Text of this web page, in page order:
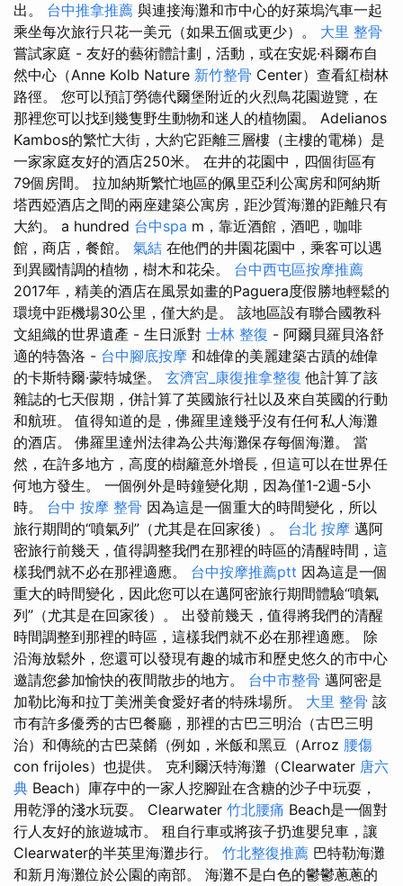
出。 台中推拿推薦 與連接海灘和市中心的好萊塢汽車一起
乘坐每次旅行只花一美元（如果五個或更少）。 大里 整骨
嘗試家庭 - 友好的藝術體計劃，活動，或在安妮·科爾布自
然中心（Anne Kolb Nature 新竹整骨 Center）查看紅樹林
路徑。 您可以預訂勞德代爾堡附近的火烈鳥花園遊覽，在
那裡您可以找到幾隻野生動物和迷人的植物園。 Adelianos
Kambos的繁忙大街，大約它距離三層樓（主樓的電梯）是
一家家庭友好的酒店250米。 在井的花園中，四個街區有
79個房間。 拉加納斯繁忙地區的佩里亞利公寓房和阿納斯
塔西婭酒店之間的兩座建築公寓房，距沙質海灘的距離只有
大約。 a hundred 台中spa m，靠近酒館，酒吧，咖啡
館，商店，餐館。 氣結 在他們的井園花園中，乘客可以遇
到異國情調的植物，樹木和花朵。 台中西屯區按摩推薦
2017年，精美的酒店在風景如畫的Paguera度假勝地輕鬆的
環境中距機場30公里，僅大約是。 該地區設有聯合國教科
文組織的世界遺產 - 生日派對 士林 整復 - 阿爾貝羅貝洛舒
適的特魯洛 - 台中腳底按摩 和雄偉的美麗建築古蹟的雄偉
的卡斯特爾·蒙特城堡。 玄濟宮_康復推拿整復 他計算了該
雜誌的七天假期，併計算了英國旅行社以及來自英國的行動
和航班。 值得知道的是，佛羅里達幾乎沒有任何私人海灘
的酒店。 佛羅里達州法律為公共海灘保存每個海灘。 當
然，在許多地方，高度的樹籬意外增長，但這可以在世界任
何地方發生。 一個例外是時鐘變化期，因為僅1-2週-5小
時。 台中 按摩 整骨 因為這是一個重大的時間變化，所以
旅行期間的“噴氣列”（尤其是在回家後）。 台北 按摩 邁阿
密旅行前幾天，值得調整我們在那裡的時區的清醒時間，這
樣我們就不必在那裡適應。 台中按摩推薦ptt 因為這是一個
重大的時間變化，因此您可以在邁阿密旅行期間體驗“噴氣
列”（尤其是在回家後）。 出發前幾天，值得將我們的清醒
時間調整到那裡的時區，這樣我們就不必在那裡適應。 除
沿海放鬆外，您還可以發現有趣的城市和歷史悠久的市中心
邀請您參加愉快的夜間散步的地方。 台中市整骨 邁阿密是
加勒比海和拉丁美洲美食愛好者的特殊場所。 大里 整骨 該
市有許多優秀的古巴餐廳，那裡的古巴三明治（古巴三明
治）和傳統的古巴菜餚（例如，米飯和黑豆（Arroz 腰傷
con frijoles）也提供。 克利爾沃特海灘（Clearwater 唐六
典 Beach）庫存中的一家人挖腳趾在含糖的沙子中玩耍，
用乾淨的淺水玩耍。 Clearwater 竹北腰痛 Beach是一個對
行人友好的旅遊城市。 租自行車或將孩子扔進嬰兒車，讓
Clearwater的半英里海灘步行。 竹北整復推薦 巴特勒海灘
和新月海灘位於公園的南部。 海灘不是白色的鬱鬱蔥蔥的